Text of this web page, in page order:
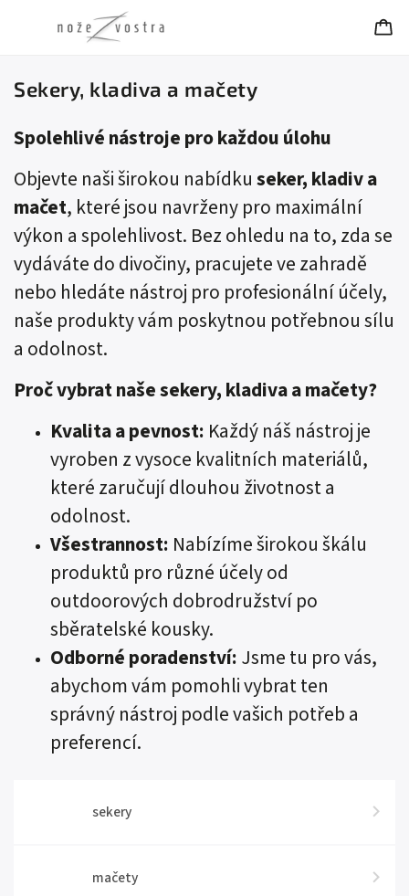
Sekery, kladiva a mačety
Spolehlivé nástroje pro každou úlohu
Objevte naši širokou nabídkuseker,kladiva
mačet, které jsou navrženy pro maximální
výkon a spolehlivost. Bez ohledu na to, zda se
vydáváte do divočiny, pracujete ve zahradě
nebo hledáte nástroj pro profesionální účely,
naše produkty vám poskytnou potřebnou sílu
a odolnost.
Proč vybrat naše sekery, kladiva a mačety?
Kvalita a pevnost: Každý náš nástroj je
vyroben z vysoce kvalitních materiálů,
které zaručují dlouhou životnost a
odolnost.
Všestrannost: Nabízíme širokou škálu
produktů pro různé účely od
outdoorových dobrodružství po
sběratelské kousky.
Odborné poradenství:Jsme tu pro vás,
abychom vám pomohli vybrat ten
správný nástroj podle vašich potřeb a
preferencí.
sekery
mačety